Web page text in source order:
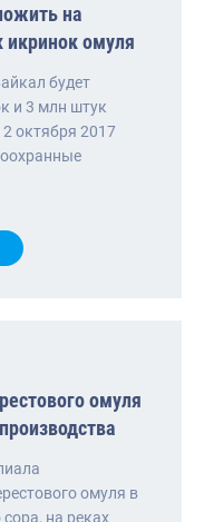
на
омуля
будет
и 3 млн штук
октября 2017
омуля
омуля в
на реках